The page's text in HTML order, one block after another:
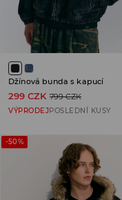
Džínová bunda s kapucí
299 CZK 799 CZK
VÝPRODEJ POSLEDNÍ KUSY
-50%